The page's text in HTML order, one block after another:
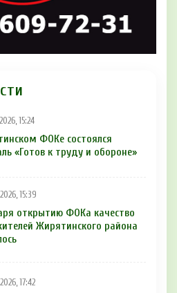
15:24
ФОКе состоялся
«Готов к труду и обороне»
15:39
открытию ФОКа качество
Жирятинского района
17:42